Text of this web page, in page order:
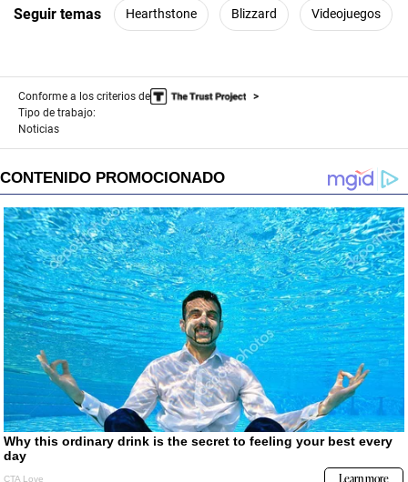
Seguir temas Hearthstone Blizzard Videojuegos
Conforme a los criterios de
Tipo de trabajo:
Noticias